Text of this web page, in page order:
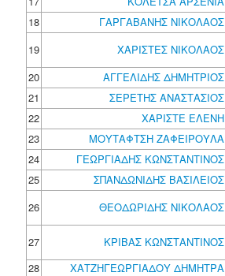
18
ΓΑΡΓΑΒΑΝΗΣ ΝΙΚΟΛΑΟΣ
19
ΧΑΡΙΣΤΕΣ ΝΙΚΟΛΑΟΣ
20
ΑΓΓΕΛΙΔΗΣ ΔΗΜΗΤΡΙΟΣ
21
ΣΕΡΕΤΗΣ ΑΝΑΣΤΑΣΙΟΣ
22
ΧΑΡΙΣΤΕ ΕΛΕΝΗ
23
ΜΟΥΤΑΦΤΣΗ ΖΑΦΕΙΡΟΥΛΑ
24
ΓΕΩΡΓΙΑΔΗΣ ΚΩΝΣΤΑΝΤΙΝΟΣ
25
ΣΠΑΝΔΩΝΙΔΗΣ ΒΑΣΙΛΕΙΟΣ
26
ΘΕΟΔΩΡΙΔΗΣ ΝΙΚΟΛΑΟΣ
27 ΚΡΙΒΑΣ ΚΩΝΣΤΑΝΤΙΝΟΣ
28
ΧΑΤΖΗΓΕΩΡΓΙΑΔΟΥ ΔΗΜΗΤΡΑ